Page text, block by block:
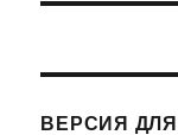
ВЕРСИЯ